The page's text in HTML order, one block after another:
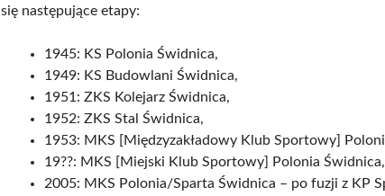
się następujące etapy:
1945: KS Polonia Świdnica,
1949: KS Budowlani Świdnica,
1951: ZKS Kolejarz Świdnica,
1952: ZKS Stal Świdnica,
1953: MKS [Międzyzakładowy Klub Sportowy]
19??: MKS [Miejski Klub Sportowy] Polonia Świdnica,
2005: MKS Polonia/Sparta Świdnica – po fuzji z KP